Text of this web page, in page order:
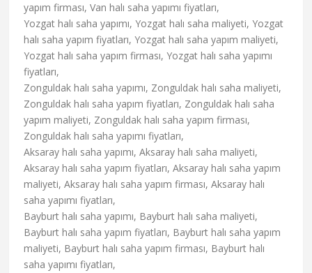
yapım firması, Van halı saha yapımı fiyatları,
Yozgat halı saha yapımı, Yozgat halı saha maliyeti, Yozgat
halı saha yapım fiyatları, Yozgat halı saha yapım maliyeti,
Yozgat halı saha yapım firması, Yozgat halı saha yapımı
fiyatları,
Zonguldak halı saha yapımı, Zonguldak halı saha maliyeti,
Zonguldak halı saha yapım fiyatları, Zonguldak halı saha
yapım maliyeti, Zonguldak halı saha yapım firması,
Zonguldak halı saha yapımı fiyatları,
Aksaray halı saha yapımı, Aksaray halı saha maliyeti,
Aksaray halı saha yapım fiyatları, Aksaray halı saha yapım
maliyeti, Aksaray halı saha yapım firması, Aksaray halı
saha yapımı fiyatları,
Bayburt halı saha yapımı, Bayburt halı saha maliyeti,
Bayburt halı saha yapım fiyatları, Bayburt halı saha yapım
maliyeti, Bayburt halı saha yapım firması, Bayburt halı
saha yapımı fiyatları,